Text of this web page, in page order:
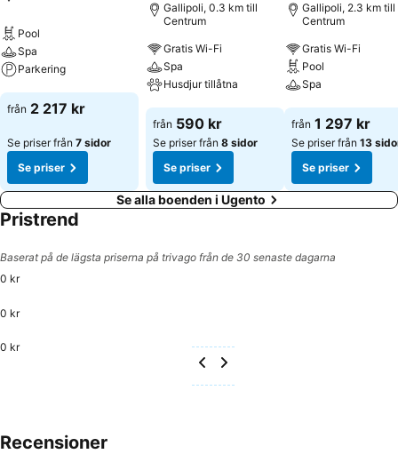
Pool
Spa
Parkering
Se priser
från 2 217 kr
Se priser från 7 sidor
Se priser
Gallipoli, 0.3 km till
Centrum
Gratis Wi-Fi
Spa
Husdjur tillåtna
Se priser
från 590 kr
Se priser från 8 sidor
Se priser
Gallipoli, 2.3 km till
Centrum
Gratis Wi-Fi
Pool
Spa
Se priser
från 1 297 kr
Se priser från 13
Se priser
Se alla boenden i Ugento
Pristrend
Baserat på de lägsta priserna på trivago från de 30 senaste dagarna
0 kr
0 kr
0 kr
Recensioner